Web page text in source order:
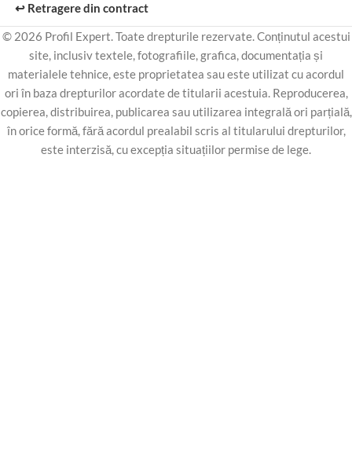
↩️ Retragere din contract
© 2026 Profil Expert. Toate drepturile rezervate. Conținutul acestui
site, inclusiv textele, fotografiile, grafica, documentația și
materialele tehnice, este proprietatea sau este utilizat cu acordul
ori în baza drepturilor acordate de titularii acestuia. Reproducerea,
copierea, distribuirea, publicarea sau utilizarea integrală ori parțială,
în orice formă, fără acordul prealabil scris al titularului drepturilor,
este interzisă, cu excepția situațiilor permise de lege.